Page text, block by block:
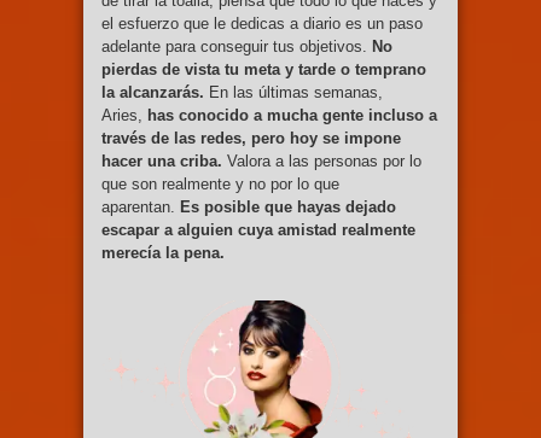
el esfuerzo que le dedicas a diario es un paso
adelante para conseguir tus objetivos. No
pierdas de vista tu meta y tarde o temprano
la alcanzarás. En las últimas semanas,
Aries, has conocido a mucha gente incluso a
través de las redes, pero hoy se impone
hacer una criba. Valora a las personas por lo
que son realmente y no por lo que
aparentan. Es posible que hayas dejado
escapar a alguien cuya amistad realmente
merecía la pena.